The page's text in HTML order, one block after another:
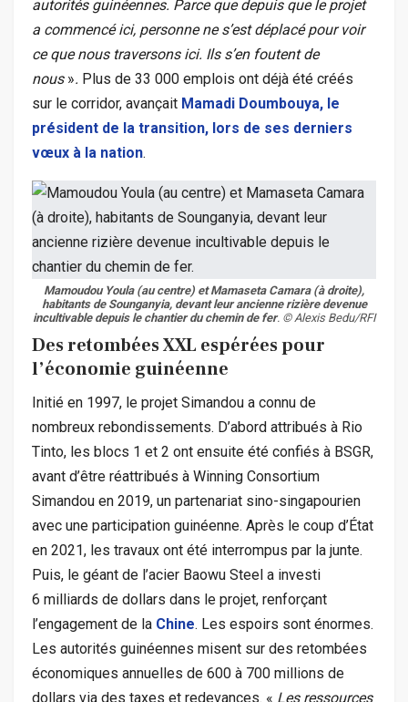
autorités guinéennes. Parce que depuis que le projet
a commencé ici, personne ne s’est déplacé pour voir
ce que nous traversons ici. Ils s’en foutent de
nous ». Plus de 33 000 emplois ont déjà été créés
sur le corridor, avançait Mamadi Doumbouya, le
président de la transition, lors de ses derniers
vœux à la nation.
Mamoudou Youla (au centre) et Mamaseta Camara (à droite),
habitants de Sounganyia, devant leur ancienne rizière devenue
incultivable depuis le chantier du chemin de fer. © Alexis Bedu/RFI
Des retombées XXL espérées pour
l’économie guinéenne
Initié en 1997, le projet Simandou a connu de
nombreux rebondissements. D’abord attribués à Rio
Tinto, les blocs 1 et 2 ont ensuite été confiés à BSGR,
avant d’être réattribués à Winning Consortium
Simandou en 2019, un partenariat sino-singapourien
avec une participation guinéenne. Après le coup d’État
en 2021, les travaux ont été interrompus par la junte.
Puis, le géant de l’acier Baowu Steel a investi
6 milliards de dollars dans le projet, renforçant
l’engagement de la Chine. Les espoirs sont énormes.
Les autorités guinéennes misent sur des retombées
économiques annuelles de 600 à 700 millions de
dollars via des taxes et redevances. « Les ressources